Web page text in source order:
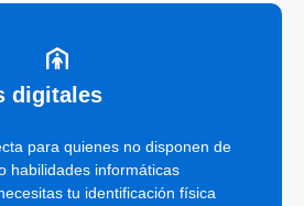
digitales
para quienes no disponen de
habilidades informáticas
tu identificación física